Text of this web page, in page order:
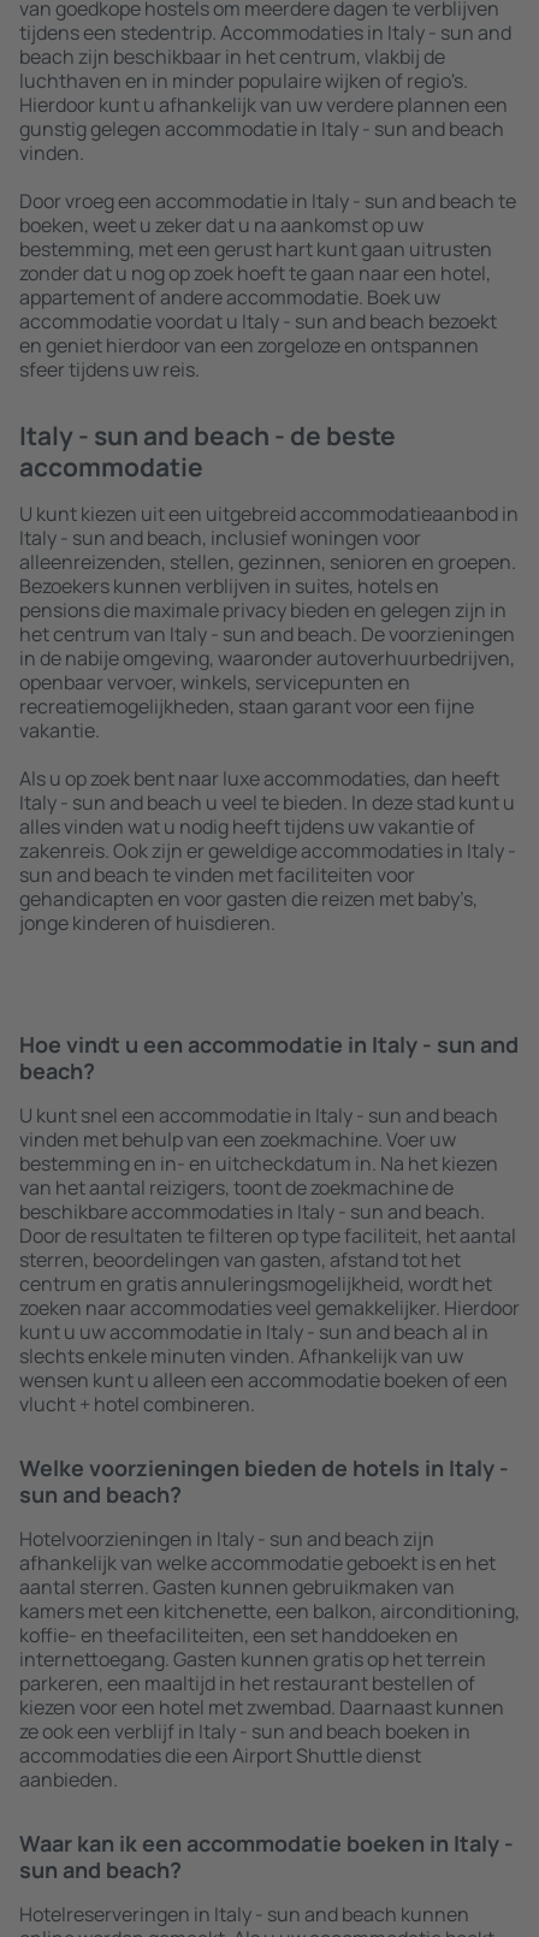
van goedkope hostels om meerdere dagen te verblijven
tijdens een stedentrip. Accommodaties in Italy - sun and
beach zijn beschikbaar in het centrum, vlakbij de
luchthaven en in minder populaire wijken of regio's.
Hierdoor kunt u afhankelijk van uw verdere plannen een
gunstig gelegen accommodatie in Italy - sun and beach
vinden.
Door vroeg een accommodatie in Italy - sun and beach te
boeken, weet u zeker dat u na aankomst op uw
bestemming, met een gerust hart kunt gaan uitrusten
zonder dat u nog op zoek hoeft te gaan naar een hotel,
appartement of andere accommodatie. Boek uw
accommodatie voordat u Italy - sun and beach bezoekt
en geniet hierdoor van een zorgeloze en ontspannen
sfeer tijdens uw reis.
Italy - sun and beach - de beste
accommodatie
U kunt kiezen uit een uitgebreid accommodatieaanbod in
Italy - sun and beach, inclusief woningen voor
alleenreizenden, stellen, gezinnen, senioren en groepen.
Bezoekers kunnen verblijven in suites, hotels en
pensions die maximale privacy bieden en gelegen zijn in
het centrum van Italy - sun and beach. De voorzieningen
in de nabije omgeving, waaronder autoverhuurbedrijven,
openbaar vervoer, winkels, servicepunten en
recreatiemogelijkheden, staan garant voor een fijne
vakantie.
Als u op zoek bent naar luxe accommodaties, dan heeft
Italy - sun and beach u veel te bieden. In deze stad kunt u
alles vinden wat u nodig heeft tijdens uw vakantie of
zakenreis. Ook zijn er geweldige accommodaties in Italy -
sun and beach te vinden met faciliteiten voor
gehandicapten en voor gasten die reizen met baby’s,
jonge kinderen of huisdieren.
Hoe vindt u een accommodatie in Italy - sun and
beach?
U kunt snel een accommodatie in Italy - sun and beach
vinden met behulp van een zoekmachine. Voer uw
bestemming en in- en uitcheckdatum in. Na het kiezen
van het aantal reizigers, toont de zoekmachine de
beschikbare accommodaties in Italy - sun and beach.
Door de resultaten te filteren op type faciliteit, het aantal
sterren, beoordelingen van gasten, afstand tot het
centrum en gratis annuleringsmogelijkheid, wordt het
zoeken naar accommodaties veel gemakkelijker. Hierdoor
kunt u uw accommodatie in Italy - sun and beach al in
slechts enkele minuten vinden. Afhankelijk van uw
wensen kunt u alleen een accommodatie boeken of een
vlucht + hotel combineren.
Welke voorzieningen bieden de hotels in Italy -
sun and beach?
Hotelvoorzieningen in Italy - sun and beach zijn
afhankelijk van welke accommodatie geboekt is en het
aantal sterren. Gasten kunnen gebruikmaken van
kamers met een kitchenette, een balkon, airconditioning,
koffie- en theefaciliteiten, een set handdoeken en
internettoegang. Gasten kunnen gratis op het terrein
parkeren, een maaltijd in het restaurant bestellen of
kiezen voor een hotel met zwembad. Daarnaast kunnen
ze ook een verblijf in Italy - sun and beach boeken in
accommodaties die een Airport Shuttle dienst
aanbieden.
Waar kan ik een accommodatie boeken in Italy -
sun and beach?
Hotelreserveringen in Italy - sun and beach kunnen